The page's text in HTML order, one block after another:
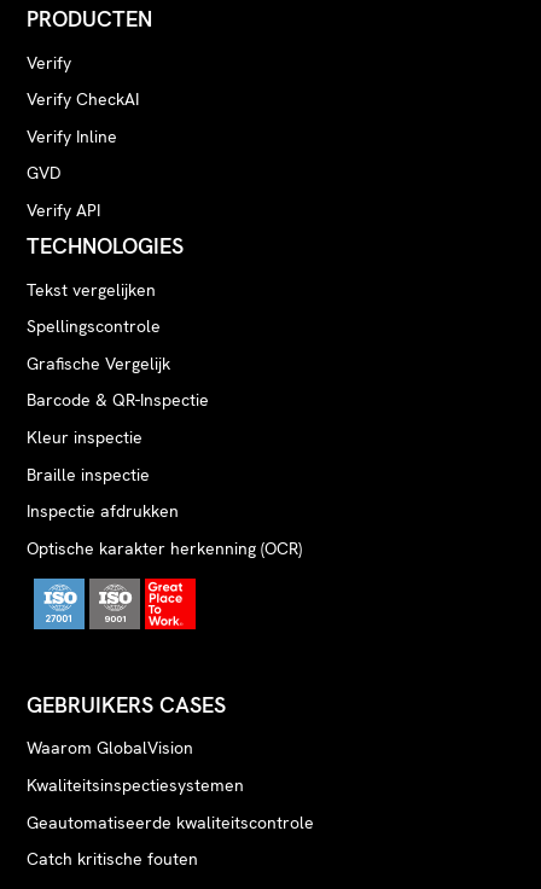
PRODUCTEN
Verify
Verify CheckAI
Verify Inline
GVD
Verify API
TECHNOLOGIES
Tekst vergelijken
Spellingscontrole
Grafische Vergelijk
Barcode & QR-Inspectie
Kleur inspectie
Braille inspectie
Inspectie afdrukken
Optische karakter herkenning (OCR)
GEBRUIKERS CASES
Waarom GlobalVision
Kwaliteitsinspectiesystemen
Geautomatiseerde kwaliteitscontrole
Catch kritische fouten